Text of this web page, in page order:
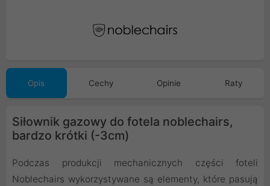
Opis Cechy Opinie Raty
Siłownik gazowy do fotela noblechairs,
bardzo krótki (-3cm)
Podczas produkcji mechanicznych części foteli
Noblechairs wykorzystywane są elementy, które pasują